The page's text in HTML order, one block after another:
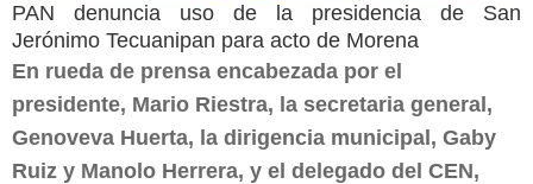
PAN denuncia uso de la presidencia de San
Jerónimo Tecuanipan para acto de Morena
En rueda de prensa encabezada por el
presidente, Mario Riestra, la secretaria general,
Genoveva Huerta, la dirigencia municipal, Gaby
Ruiz y Manolo Herrera, y el delegado del CEN,